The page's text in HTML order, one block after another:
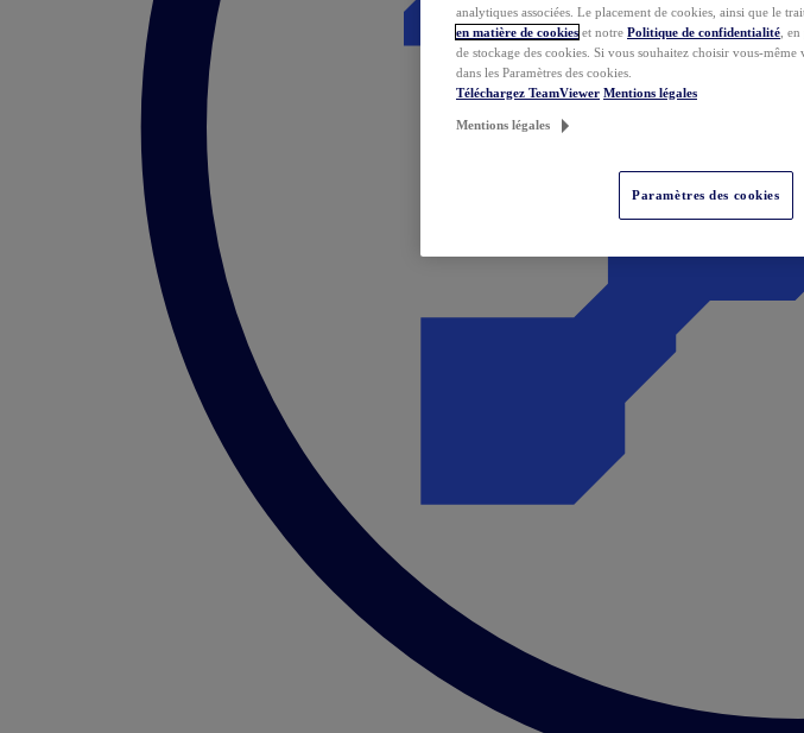
analytiques associées. Le placement de cookies, ainsi que le
en matière de cookies et notre Politique de confidentialité ,
de stockage des cookies. Si vous souhaitez choisir vous-
dans les Paramètres des cookies.
Téléchargez TeamViewer Mentions légales
Mentions légales
Paramètres des cookies